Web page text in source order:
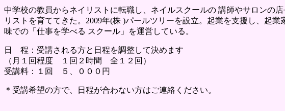
中学校の教員からネイリストに転職し、ネイルスクールの 講師やサロンの
リストを育ててきた。2009年(株 )パールツリーを設立。起業を支援し、起
味での「仕事を学べる スクール」を運営している。
日 程：受講される方と日程を調整して決めます
（月１回程度 １回２時間 全１２回）
受講料：１回 ５、０００円
＊受講希望の方で、日程が合わない方はご連絡ください。